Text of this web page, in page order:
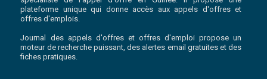
plateforme unique qui donne accès aux appels d'offres et
offres d'emplois.
Journal des appels d'offres et offres d'emploi propose un
moteur de recherche puissant, des alertes email gratuites et des
fiches pratiques.